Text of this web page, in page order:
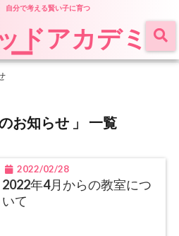
分で考える賢い子に育つ
ドアカデミ
ー
お知らせ 」 一覧
2022/02/28
2022年4月からの教室につ
いて